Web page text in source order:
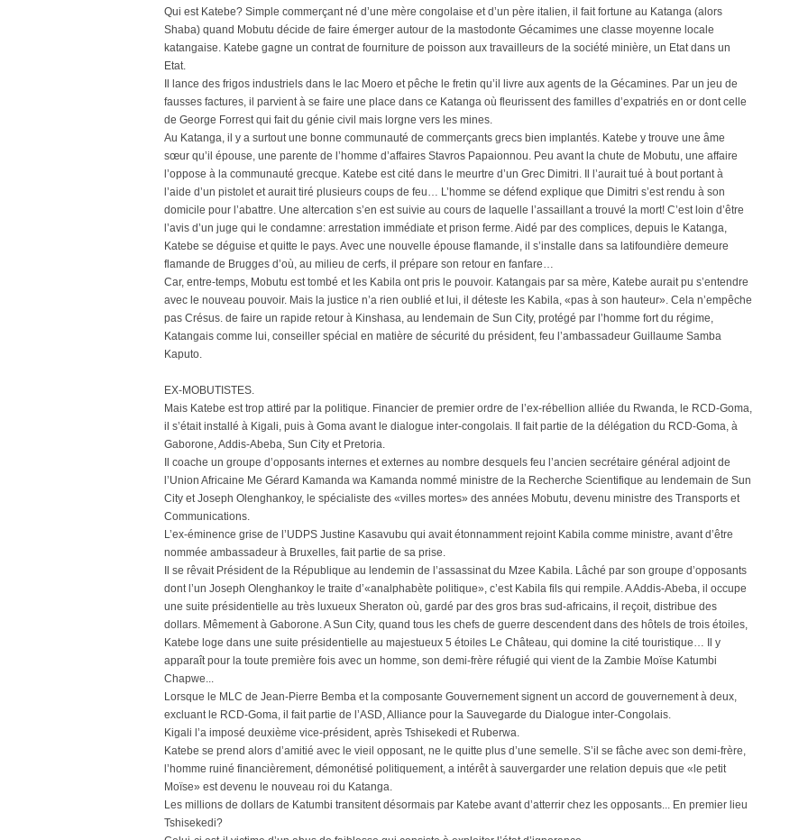
Qui est Katebe? Simple commerçant né d’une mère congolaise et d’un père italien, il fait fortune au Katanga (alors
Shaba) quand Mobutu décide de faire émerger autour de la mastodonte Gécamimes une classe moyenne locale
katangaise. Katebe gagne un contrat de fourniture de poisson aux travailleurs de la société minière, un Etat dans un
Etat.
Il lance des frigos industriels dans le lac Moero et pêche le fretin qu’il livre aux agents de la Gécamines. Par un jeu de
fausses factures, il parvient à se faire une place dans ce Katanga où fleurissent des familles d’expatriés en or dont celle
de George Forrest qui fait du génie civil mais lorgne vers les mines.
Au Katanga, il y a surtout une bonne communauté de commerçants grecs bien implantés. Katebe y trouve une âme
sœur qu’il épouse, une parente de l’homme d’affaires Stavros Papaionnou. Peu avant la chute de Mobutu, une affaire
l’oppose à la communauté grecque. Katebe est cité dans le meurtre d’un Grec Dimitri. Il l’aurait tué à bout portant à
l’aide d’un pistolet et aurait tiré plusieurs coups de feu… L’homme se défend explique que Dimitri s’est rendu à son
domicile pour l’abattre. Une altercation s’en est suivie au cours de laquelle l’assaillant a trouvé la mort! C’est loin d’être
l’avis d’un juge qui le condamne: arrestation immédiate et prison ferme. Aidé par des complices, depuis le Katanga,
Katebe se déguise et quitte le pays. Avec une nouvelle épouse flamande, il s’installe dans sa latifoundière demeure
flamande de Brugges d’où, au milieu de cerfs, il prépare son retour en fanfare…
Car, entre-temps, Mobutu est tombé et les Kabila ont pris le pouvoir. Katangais par sa mère, Katebe aurait pu s’entendre
avec le nouveau pouvoir. Mais la justice n’a rien oublié et lui, il déteste les Kabila, «pas à son hauteur». Cela n’empêche
pas Crésus. de faire un rapide retour à Kinshasa, au lendemain de Sun City, protégé par l’homme fort du régime,
Katangais comme lui, conseiller spécial en matière de sécurité du président, feu l’ambassadeur Guillaume Samba
Kaputo.
EX-MOBUTISTES.
Mais Katebe est trop attiré par la politique. Financier de premier ordre de l’ex-rébellion alliée du Rwanda, le RCD-Goma,
il s’était installé à Kigali, puis à Goma avant le dialogue inter-congolais. Il fait partie de la délégation du RCD-Goma, à
Gaborone, Addis-Abeba, Sun City et Pretoria.
Il coache un groupe d’opposants internes et externes au nombre desquels feu l’ancien secrétaire général adjoint de
l’Union Africaine Me Gérard Kamanda wa Kamanda nommé ministre de la Recherche Scientifique au lendemain de Sun
City et Joseph Olenghankoy, le spécialiste des «villes mortes» des années Mobutu, devenu ministre des Transports et
Communications.
L’ex-éminence grise de l’UDPS Justine Kasavubu qui avait étonnamment rejoint Kabila comme ministre, avant d’être
nommée ambassadeur à Bruxelles, fait partie de sa prise.
Il se rêvait Président de la République au lendemin de l’assassinat du Mzee Kabila. Lâché par son groupe d’opposants
dont l’un Joseph Olenghankoy le traite d’«analphabète politique», c’est Kabila fils qui rempile. A Addis-Abeba, il occupe
une suite présidentielle au très luxueux Sheraton où, gardé par des gros bras sud-africains, il reçoit, distribue des
dollars. Mêmement à Gaborone. A Sun City, quand tous les chefs de guerre descendent dans des hôtels de trois étoiles,
Katebe loge dans une suite présidentielle au majestueux 5 étoiles Le Château, qui domine la cité touristique… Il y
apparaît pour la toute première fois avec un homme, son demi-frère réfugié qui vient de la Zambie Moïse Katumbi
Chapwe...
Lorsque le MLC de Jean-Pierre Bemba et la composante Gouvernement signent un accord de gouvernement à deux,
excluant le RCD-Goma, il fait partie de l’ASD, Alliance pour la Sauvegarde du Dialogue inter-Congolais.
Kigali l’a imposé deuxième vice-président, après Tshisekedi et Ruberwa.
Katebe se prend alors d’amitié avec le vieil opposant, ne le quitte plus d’une semelle. S’il se fâche avec son demi-frère,
l’homme ruiné financièrement, démonétisé politiquement, a intérêt à sauvergarder une relation depuis que «le petit
Moïse» est devenu le nouveau roi du Katanga.
Les millions de dollars de Katumbi transitent désormais par Katebe avant d’atterrir chez les opposants... En premier lieu
Tshisekedi?